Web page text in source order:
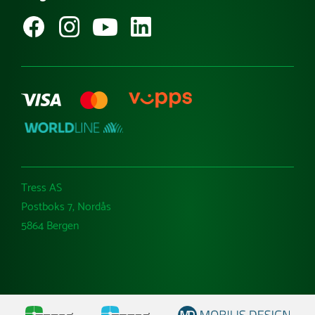
Kataloger
Varemerker
Tress AS
Postboks 7, Nordås
5864 Bergen